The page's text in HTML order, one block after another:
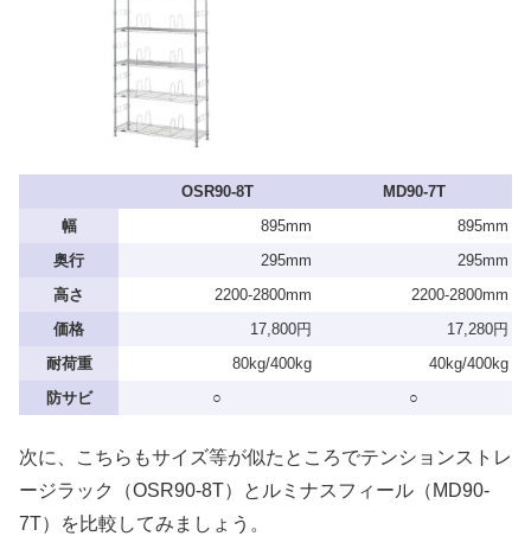
OSR90-8T
MD90-7T
幅
895mm
895mm
奥行
295mm
295mm
高さ
2200-2800mm
2200-2800mm
価格
17,800円
17,280円
耐荷重
80kg/400kg
40kg/400kg
防サビ
○ ○
次に、こちらもサイズ等が似たところでテンションストレ
ージラック（OSR90-8T）とルミナスフィール（MD90-
7T）を比較してみましょう。